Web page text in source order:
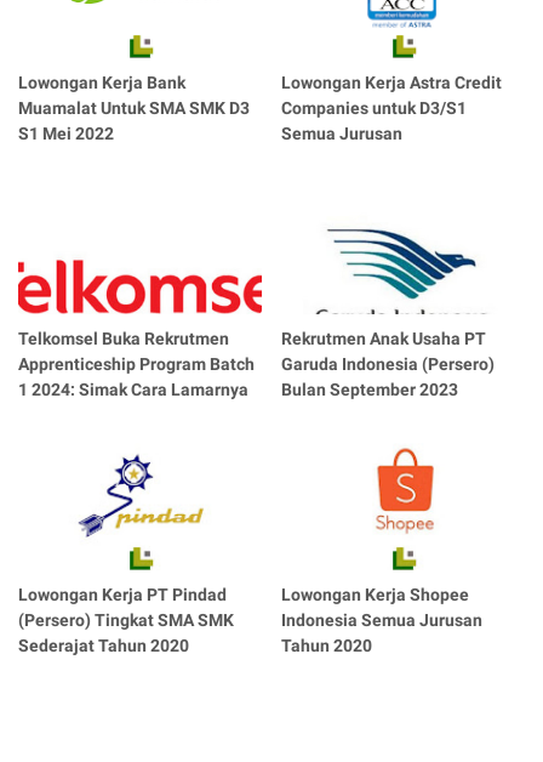
Lowongan Kerja Bank
Muamalat Untuk SMA SMK D3
S1 Mei 2022
Lowongan Kerja Astra Credit
Companies untuk D3/S1
Semua Jurusan
Telkomsel Buka Rekrutmen
Apprenticeship Program Batch
1 2024: Simak Cara Lamarnya
Rekrutmen Anak Usaha PT
Garuda Indonesia (Persero)
Bulan September 2023
Lowongan Kerja PT Pindad
(Persero) Tingkat SMA SMK
Sederajat Tahun 2020
Lowongan Kerja Shopee
Indonesia Semua Jurusan
Tahun 2020